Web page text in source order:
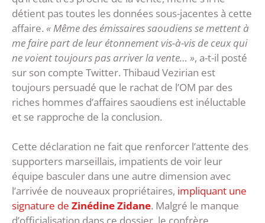
détient pas toutes les données sous-jacentes à cette
affaire. « Même des émissaires saoudiens se mettent à
me faire part de leur étonnement vis-à-vis de ceux qui
ne voient toujours pas arriver la vente… », a-t-il posté
sur son compte Twitter. Thibaud Vezirian est
toujours persuadé que le rachat de l’OM par des
riches hommes d’affaires saoudiens est inéluctable
et se rapproche de la conclusion.
Cette déclaration ne fait que renforcer l’attente des
supporters marseillais, impatients de voir leur
équipe basculer dans une autre dimension avec
l’arrivée de nouveaux propriétaires, impliquant une
signature de Zinédine Zidane. Malgré le manque